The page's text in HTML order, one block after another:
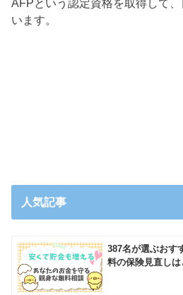
AFPという認定資格を取得して
います。
人気記事
387名が選ぶおす
料の保険見直しは